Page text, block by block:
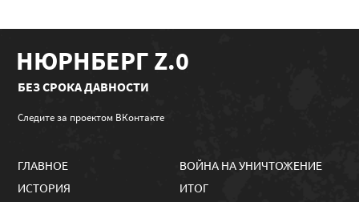
НЮРНБЕРГ Z.0
БЕЗ СРОКА ДАВНОСТИ
Следите за проектом ВКонтакте
ГЛАВНОЕ
ИСТОРИЯ
ВОЙНА НА УНИЧТОЖЕНИЕ
ИТОГ